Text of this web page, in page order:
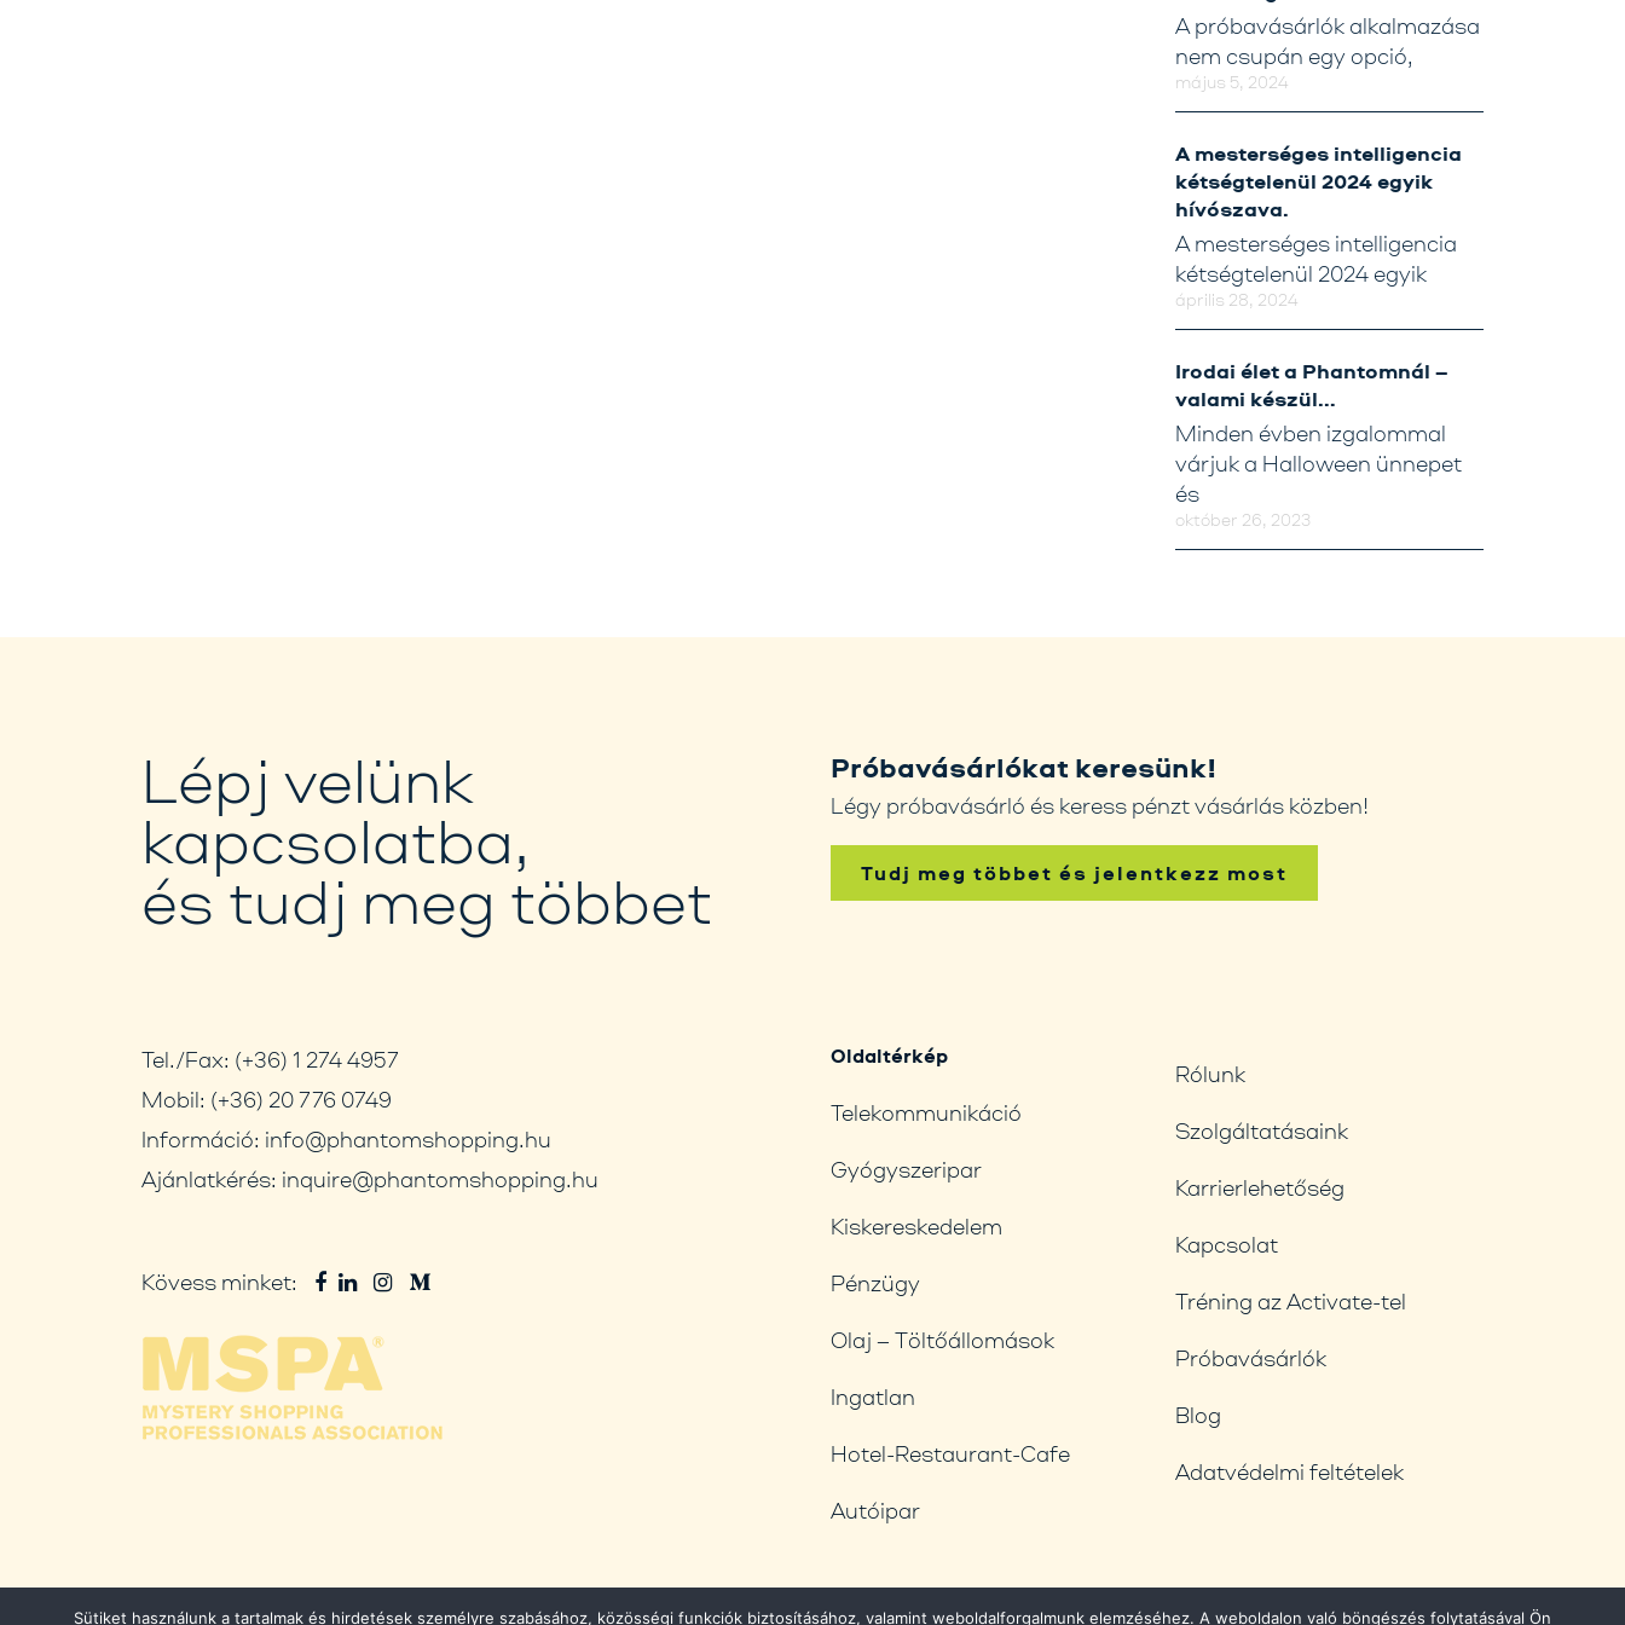
május 5, 2024
A próbavásárlók alkalmazása
nem csupán egy opció,
A mesterséges intelligencia
kétségtelenül 2024 egyik
hívószava.
április 28, 2024
A mesterséges intelligencia
kétségtelenül 2024 egyik
Irodai élet a Phantomnál –
valami készül…
október 26, 2023
Minden évben izgalommal
várjuk a Halloween ünnepet
és
Lépj velünk
kapcsolatba,
és tudj meg többet
Próbavásárlókat keresünk!
Légy próbavásárló és keress pénzt vásárlás közben!
Tudj meg többet és jelentkezz most
Tel./Fax: (+36) 1 274 4957
Mobil: (+36) 20 776 0749
Információ: info@phantomshopping.hu
Ajánlatkérés: inquire@phantomshopping.hu
Kövess minket:
Oldaltérkép
Telekommunikáció
Gyógyszeripar
Kiskereskedelem
Pénzügy
Olaj – Töltőállomások
Ingatlan
Hotel-Restaurant-Cafe
Autóipar
Rólunk
Szolgáltatásaink
Karrierlehetőség
Kapcsolat
Tréning az Activate-tel
Próbavásárlók
Blog
Adatvédelmi feltételek
Sütiket használunk a tartalmak és hirdetések személyre szabásához, közösségi funkciók biztosításához, valamint weboldalforgalmunk elemzéséhez. A weboldalon való böngészés folytatásával Ön